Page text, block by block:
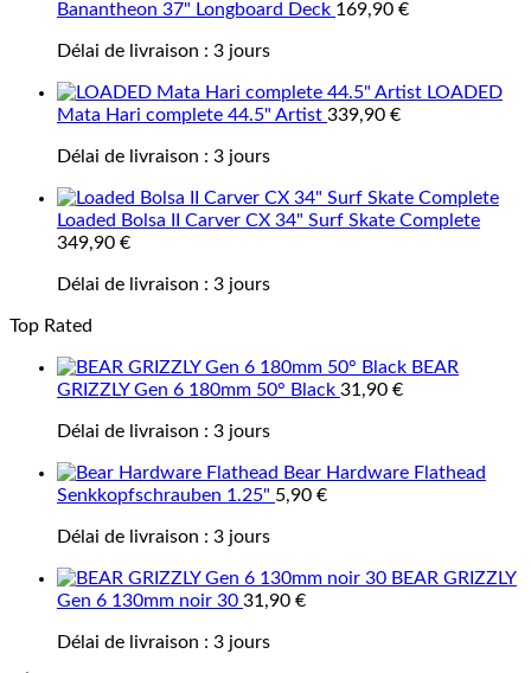
Banantheon 37" Longboard Deck 169,90 €
Délai de livraison : 3 jours
LOADED
Mata Hari complete 44.5" Artist 339,90 €
Délai de livraison : 3 jours
Loaded Bolsa II Carver CX 34" Surf Skate Complete
349,90 €
Délai de livraison : 3 jours
Top Rated
BEAR
GRIZZLY Gen 6 180mm 50° Black 31,90 €
Délai de livraison : 3 jours
Bear Hardware Flathead
Senkkopfschrauben 1.25" 5,90 €
Délai de livraison : 3 jours
BEAR GRIZZLY
Gen 6 130mm noir 30 31,90 €
Délai de livraison : 3 jours